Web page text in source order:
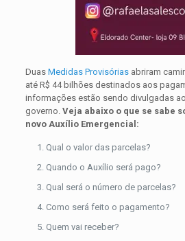
DuasMedidas Provisóriasabriram
até R$ 44 bilhões destinados aos
informações estão sendo divulgadas
governo. Veja abaixo o que se sabe
novo Auxílio Emergencial:
Qual o valor das parcelas?
Quando o Auxílio será pago?
Qual será o número de parcelas?
Como será feito o pagamento?
Quem vai receber?